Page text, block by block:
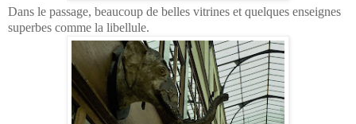
Dans le passage, beaucoup de belles vitrines et quelques enseignes
superbes comme la libellule.